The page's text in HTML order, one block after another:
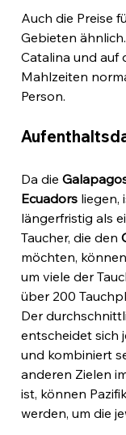
Auch die Preise
Gebieten
Catalina und auf
Mahlzeiten
Person.
Da die
Ecuadors liegen,
längerfristig als
Taucher, die den
möchten,
um viele der
über 200
Der
entscheidet sich
und kombiniert
anderen Zielen
ist, können
werden, um die